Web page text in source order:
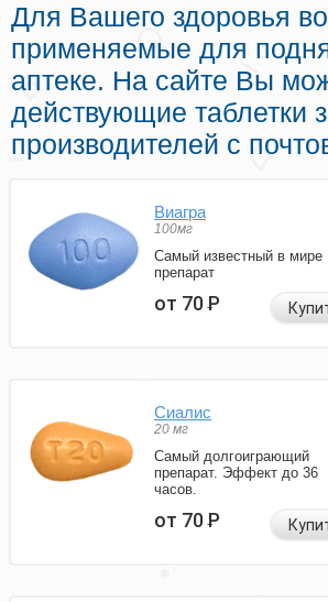
Для Вашего здоровья
применяемые для
аптеке. На сайте Вы
действующие таблетки
производителей с
Виагра
100мг
Самый известный в мире
препарат
от 70Р
Сиалис
20 мг
Самый долгоиграющий
препарат. Эффект до 36
часов.
от 70Р